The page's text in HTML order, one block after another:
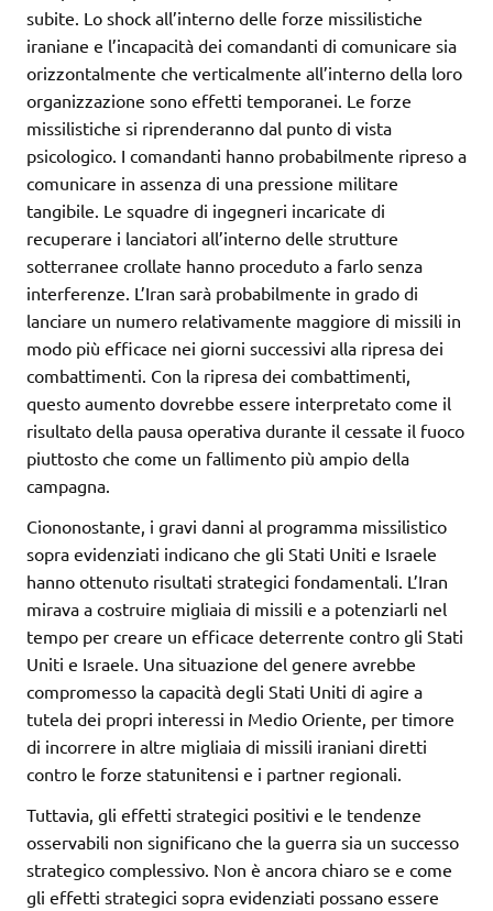
subite. Lo shock all’interno delle forze missilistiche
iraniane e l’incapacità dei comandanti di comunicare sia
orizzontalmente che verticalmente all’interno della loro
organizzazione sono effetti temporanei. Le forze
missilistiche si riprenderanno dal punto di vista
psicologico. I comandanti hanno probabilmente ripreso a
comunicare in assenza di una pressione militare
tangibile. Le squadre di ingegneri incaricate di
recuperare i lanciatori all’interno delle strutture
sotterranee crollate hanno proceduto a farlo senza
interferenze. L’Iran sarà probabilmente in grado di
lanciare un numero relativamente maggiore di missili in
modo più efficace nei giorni successivi alla ripresa dei
combattimenti. Con la ripresa dei combattimenti,
questo aumento dovrebbe essere interpretato come il
risultato della pausa operativa durante il cessate il fuoco
piuttosto che come un fallimento più ampio della
campagna.
Ciononostante, i gravi danni al programma missilistico
sopra evidenziati indicano che gli Stati Uniti e Israele
hanno ottenuto risultati strategici fondamentali. L’Iran
mirava a costruire migliaia di missili e a potenziarli nel
tempo per creare un efficace deterrente contro gli Stati
Uniti e Israele. Una situazione del genere avrebbe
compromesso la capacità degli Stati Uniti di agire a
tutela dei propri interessi in Medio Oriente, per timore
di incorrere in altre migliaia di missili iraniani diretti
contro le forze statunitensi e i partner regionali.
Tuttavia, gli effetti strategici positivi e le tendenze
osservabili non significano che la guerra sia un successo
strategico complessivo. Non è ancora chiaro se e come
gli effetti strategici sopra evidenziati possano essere